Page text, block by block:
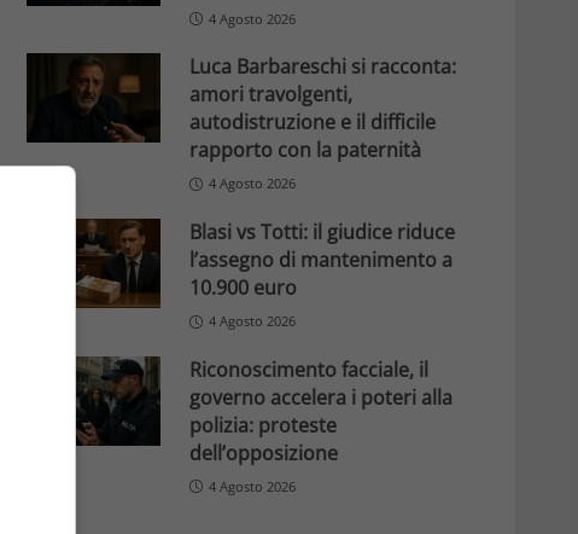
4 Agosto 2026
Luca Barbareschi si racconta:
amori travolgenti,
autodistruzione e il difficile
rapporto con la paternità
4 Agosto 2026
Blasi vs Totti: il giudice riduce
l’assegno di mantenimento a
10.900 euro
4 Agosto 2026
Riconoscimento facciale, il
governo accelera i poteri alla
polizia: proteste
dell’opposizione
4 Agosto 2026